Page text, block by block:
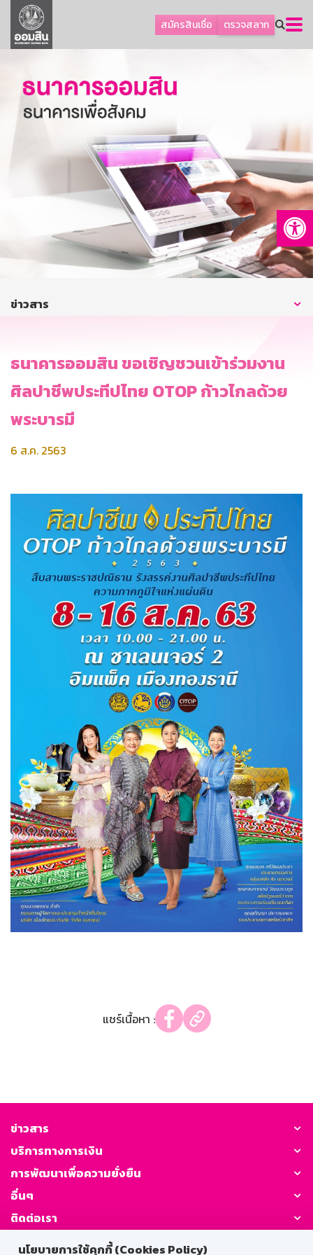
นโยบายการใช้คุกกี้ (Cookies Policy)
สมัครสินเชื่อ ตรวจสลาก
ลูกค้าธุรกิจ
ลูกค้าผู้ประกอบรายย่อย
ออมเพื่อสุข
เกี่ยวกับธนาคาร
การพัฒนาที่ยั่งยืน
บริการทางการเงิน
ติดต่อเรา
บริการออนไลน์
ข่าวสาร
ธนาคารออมสิน ขอเชิญชวนเข้าร่วมงาน
ศิลปาชีพประทีปไทย OTOP ก้าวไกลด้วย
พระบารมี
6 ส.ค. 2563
แชร์เนื้อหา :
ข่าวสาร
บริการทางการเงิน
การพัฒนาเพื่อความยั่งยืน
อื่นๆ
ติดต่อเรา